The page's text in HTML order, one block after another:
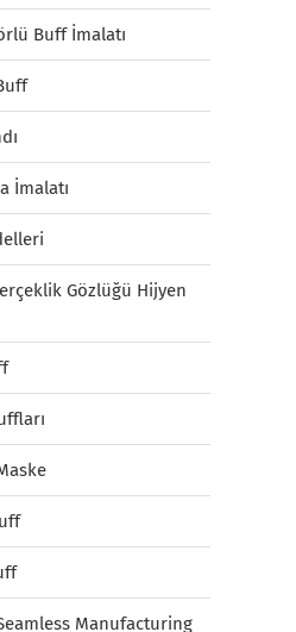
Buff İmalatı
İmalatı
Gözlüğü Hijyen
Manufacturing